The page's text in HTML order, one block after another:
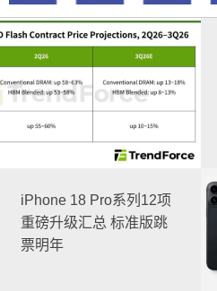
iPhone 18 Pro系列12项
重磅升级汇总 标准版跳
票明年